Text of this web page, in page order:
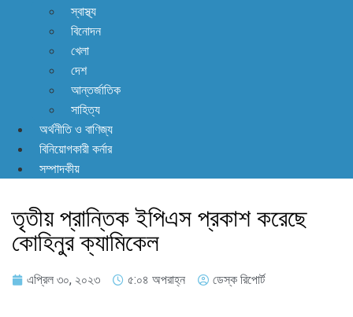
স্বাস্থ্য
বিনোদন
খেলা
দেশ
আন্তর্জাতিক
সাহিত্য
অর্থনীতি ও বাণিজ্য
বিনিয়োগকারী কর্নার
সম্পাদকীয়
তৃতীয় প্রান্তিক ইপিএস প্রকাশ করেছে
কোহিনুর ক্যামিকেল
এপ্রিল ৩০, ২০২৩ ৫:০৪ অপরাহ্ন ডেস্ক রিপোর্ট